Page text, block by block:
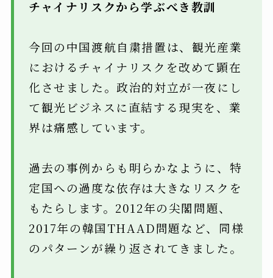
チャイナリスクから学ぶべき教訓
今回の中国渡航自粛措置は、観光産業
におけるチャイナリスクを改めて顕在
化させました。政治的対立が一夜にし
て観光ビジネスに直結する現実を、業
界は痛感しています。
過去の事例からも明らかなように、特
定国への過度な依存は大きなリスクを
もたらします。2012年の尖閣問題、
2017年の韓国THAAD問題など、同様
のパターンが繰り返されてきました。